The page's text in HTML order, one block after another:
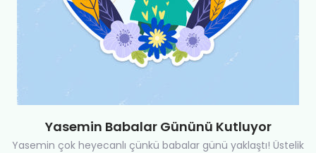
Yasemin Babalar Gününü Kutluyor
Yasemin çok heyecanlı çünkü babalar günü yaklaştı! Üstelik